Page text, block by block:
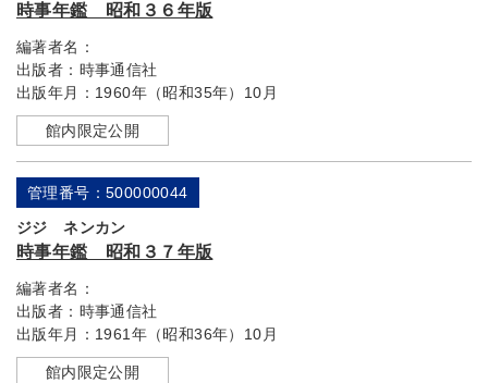
時事年鑑 昭和３６年版
編著者名：
出版者： 時事通信社
出版年月： 1960年（昭和35年）10月
館内限定公開
管理番号：500000044
ジジ ネンカン
時事年鑑 昭和３７年版
編著者名：
出版者： 時事通信社
出版年月： 1961年（昭和36年）10月
館内限定公開